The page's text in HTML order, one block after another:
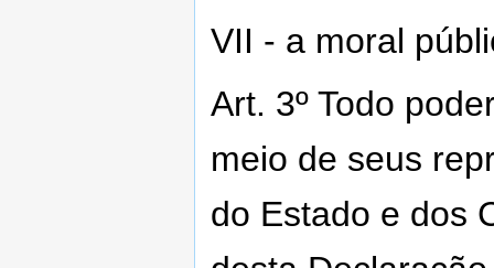
VII - a moral
Art. 3º Todo
meio de seus
do Estado e dos